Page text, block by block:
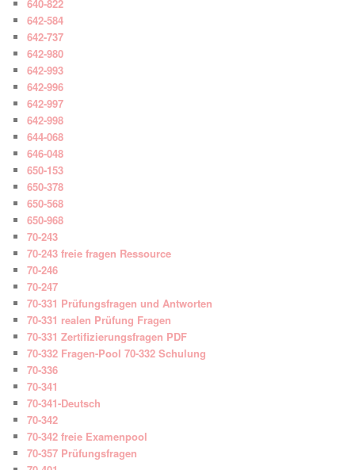
640-822
642-584
642-737
642-980
642-993
642-996
642-997
642-998
644-068
646-048
650-153
650-378
650-568
650-968
70-243
70-243 freie fragen Ressource
70-246
70-247
70-331 Prüfungsfragen und Antworten
70-331 realen Prüfung Fragen
70-331 Zertifizierungsfragen PDF
70-332 Fragen-Pool 70-332 Schulung
70-336
70-341
70-341-Deutsch
70-342
70-342 freie Examenpool
70-357 Prüfungsfragen